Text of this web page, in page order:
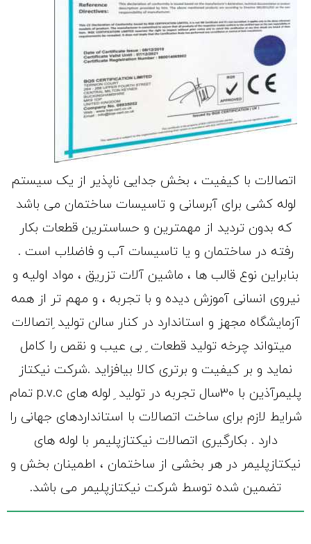
اتصالات با کیفیت ، بخش جدایی ناپذیر از یک سیستم
لوله کشی برای آبرسانی و تاسیسات ساختمان می باشد
که بدون تردید از مهمترین و حساسترین قطعات بکار
رفته در ساختمان و یا تاسیسات آب و فاضلاب است .
بنابراین نوع قالب ها ، ماشین آلات تزریق ، مواد اولیه و
نیروی انسانی آموزش دیده و با تجربه ، و مهم تر از همه
آزمایشگاه مجهز و استاندارد در کنار سالن تولید ِاتصالات
میتواند چرخه تولید قطعات ِ بی عیب و نقص را کامل
نماید و بر کیفیت و برتری کالا بیافزاید .شرکت نیکتاز
پلیمرآذین با 30سال تجربه در تولید ِ لوله های p.v.c تمام
شرایط لازم برای ساخت اتصالات با استانداردهای جهانی را
دارد . بکارگیری اتصالات نیکتازپلیمر با لوله های
نیکتازپلیمر در هر بخشی از ساختمان ، اطمینان بخش و
تضمین شده توسط شرکت نیکتازپلیمر می باشد.